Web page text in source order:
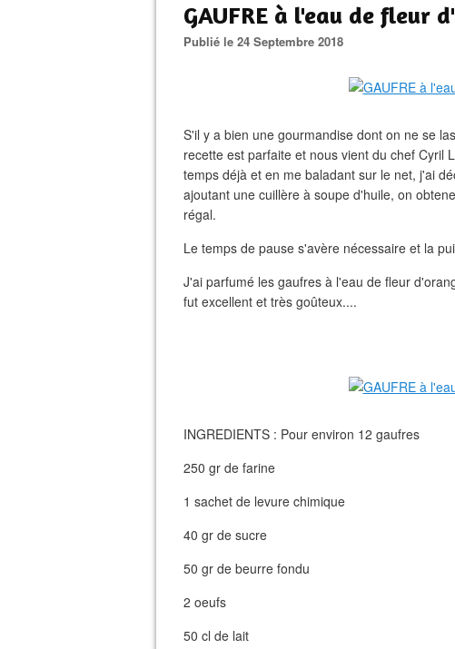
GAUFRE à l'eau de fleur
Publié le 24 Septembre 2018
S'il y a bien une gourmandise dont on ne se
recette est parfaite et nous vient du chef Cyril
temps déjà et en me baladant sur le net, j'ai
ajoutant une cuillère à soupe d'huile, on
régal.
Le temps de pause s'avère nécessaire et la
J'ai parfumé les gaufres à l'eau de fleur
fut excellent et très goûteux....
INGREDIENTS : Pour environ 12 gaufres
250 gr de farine
1 sachet de levure chimique
40 gr de sucre
50 gr de beurre fondu
2 oeufs
50 cl de lait